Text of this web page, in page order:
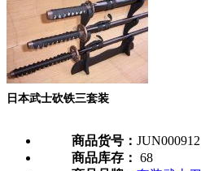
日本武士砍铁三套装
商品货号： JUN000912
商品库存： 68